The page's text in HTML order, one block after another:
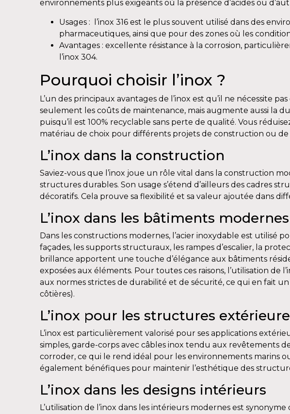
environnements plus exigeants où la présence d’acides ou
Usages : l’inox 316 est le plus souvent utilisé dans des
pharmaceutiques, ainsi que pour des zones où les
Avantages : excellente résistance à la corrosion,
l’inox 304.
Pourquoi choisir l’inox ?
L’un des principaux avantages de l’inox est qu’il ne nécessite
seulement les coûts de maintenance, mais augmente aussi la
puisqu’il est 100% recyclable sans perte de qualité. Vous
matériau de choix pour différents projets de construction ou de
L’inox dans la construction
Saviez-vous que l’inox joue un rôle vital dans la construction
structures durables. Son usage s’étend d’ailleurs des cadres
décoratifs. Cela prouve sa flexibilité et sa valeur ajoutée dans
L’inox dans les bâtiments modernes
Dans les constructions modernes, l’acier inoxydable est utilisé
façades, les supports structuraux, les rampes d’escalier, la
brillance apportent une touche d’élégance aux bâtiments
exposées aux éléments. Pour toutes ces raisons, l’utilisation de
aux normes strictes de durabilité et de sécurité, ce qui en fait
côtières).
L’inox pour les structures
L’inox est particulièrement valorisé pour ses applications
simples, garde-corps avec câbles inox tendu aux revêtements
corroder, ce qui le rend idéal pour les environnements marins
également bénéfiques pour maintenir l’esthétique des
L’inox dans les designs intérieurs
L’utilisation de l’inox dans les intérieurs modernes est